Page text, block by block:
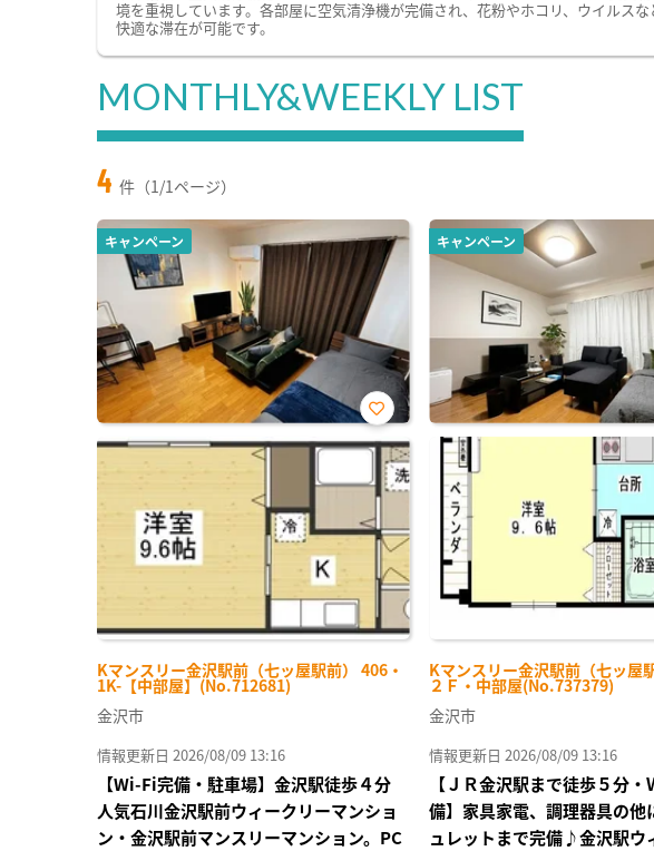
境を重視しています。各部屋に空気清浄機が完備され、花粉やホコリ、ウイルス
快適な滞在が可能です。
MONTHLY&WEEKLY LIST
4 件（1/1ページ）
キャンペーン
Kマンスリー金沢駅前（七ッ屋駅前） 406・
1K-【中部屋】(No.712681)
お気
に入
り登
録
金沢市
情報更新日 2026/08/09 13:16
【Wi-Fi完備・駐車場】金沢駅徒歩４分
人気石川金沢駅前ウィークリーマンショ
ン・金沢駅前マンスリーマンション。PC
キャンペーン
Kマンスリー金沢駅前（七ッ屋
２Ｆ・中部屋(No.737379)
金沢市
情報更新日 2026/08/09 13:16
【ＪＲ金沢駅まで徒歩５分
備】家具家電、調理器具の他
ュレットまで完備♪金沢駅ウ